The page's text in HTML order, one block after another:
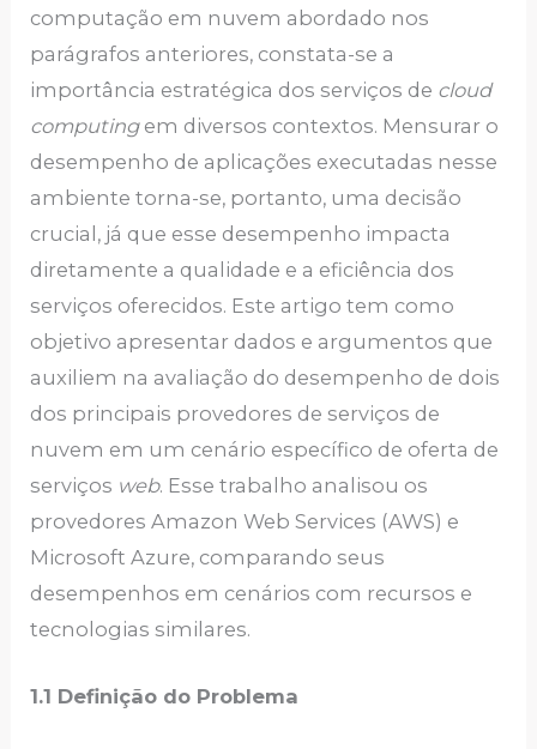
computação em nuvem abordado nos
parágrafos anteriores, constata-se a
importância estratégica dos serviços de cloud
computingem diversos contextos. Mensurar o
desempenho de aplicações executadas nesse
ambiente torna-se, portanto, uma decisão
crucial, já que esse desempenho impacta
diretamente a qualidade e a eficiência dos
serviços oferecidos. Este artigo tem como
objetivo apresentar dados e argumentos que
auxiliem na avaliação do desempenho de dois
dos principais provedores de serviços de
nuvem em um cenário específico de oferta de
serviços web. Esse trabalho analisou os
provedores Amazon Web Services (AWS) e
Microsoft Azure, comparando seus
desempenhos em cenários com recursos e
tecnologias similares.
1.1 Definição do Problema